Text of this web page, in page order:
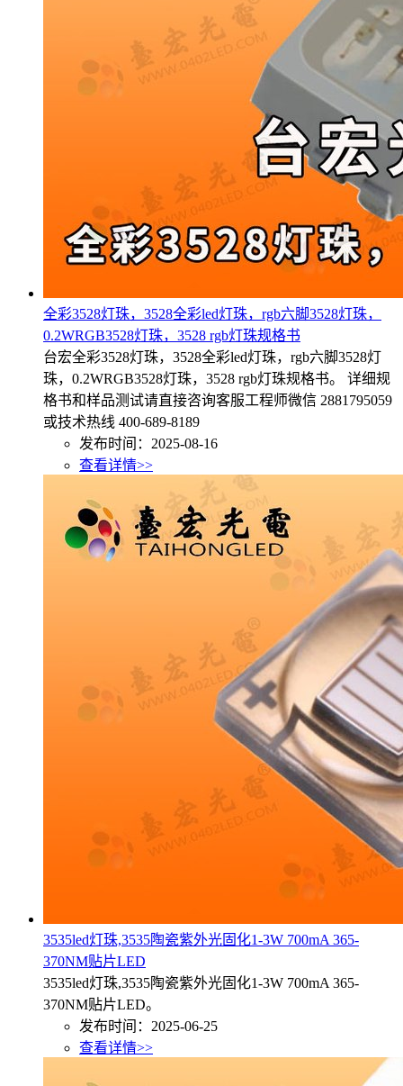
全彩3528灯珠，3528全彩led灯珠，rgb六脚3528灯珠，
0.2WRGB3528灯珠，3528 rgb灯珠规格书
台宏全彩3528灯珠，3528全彩led灯珠，rgb六脚3528灯
珠，0.2WRGB3528灯珠，3528 rgb灯珠规格书。 详细规
格书和样品测试请直接咨询客服工程师微信 2881795059
或技术热线 400-689-8189
发布时间：2025-08-16
查看详情>>
3535led灯珠,3535陶瓷紫外光固化1-3W 700mA 365-
370NM贴片LED
3535led灯珠,3535陶瓷紫外光固化1-3W 700mA 365-
370NM贴片LED。
发布时间：2025-06-25
查看详情>>